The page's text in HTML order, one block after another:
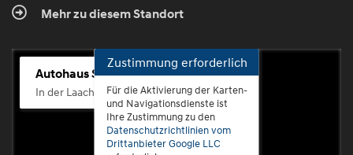
Mehr zu diesem Standort
Autohaus Scherhag
In der Laach 76, 56072 Koblenz-Güls
Zustimmung erforderlich
Für die Aktivierung der Karten-
und Navigationsdienste ist
Ihre Zustimmung zu den
Datenschutzrichtlinien vom
Drittanbieter Google LLC